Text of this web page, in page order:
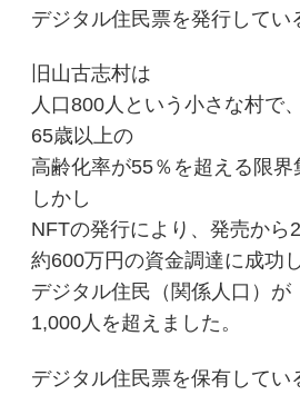
デジタル住民票を発行してい
旧山古志村は
人口800人という小さな村で、
65歳以上の
高齢化率が55％を超える限界
しかし
NFTの発行により、発売から
約600万円の資金調達に成功し
デジタル住民（関係人口）が
1,000人を超えました。
デジタル住民票を保有してい